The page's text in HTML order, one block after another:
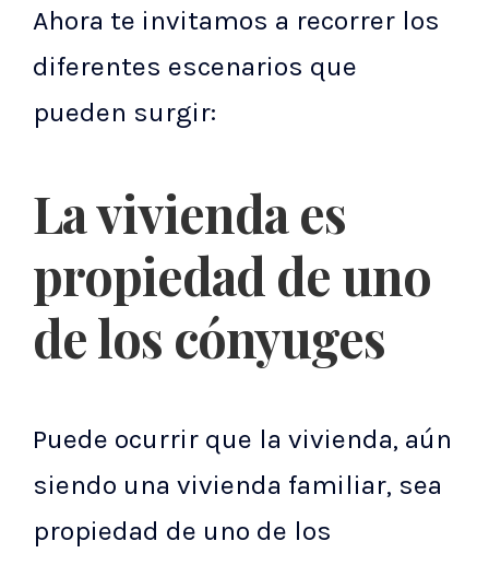
Ahora te invitamos a recorrer los
diferentes escenarios que
pueden surgir:
La vivienda es
propiedad de uno
de los cónyuges
Puede ocurrir que la vivienda, aún
siendo una vivienda familiar, sea
propiedad de uno de los